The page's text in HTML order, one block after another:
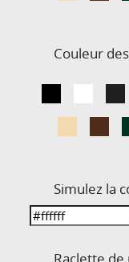
Couleur
Simulez la
Raclette de